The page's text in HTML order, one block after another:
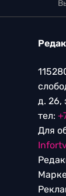
д. 26,
тел:
Для